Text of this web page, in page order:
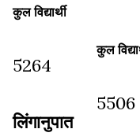
कुल विद्यार्थी
5264
लिंगानुपात
कुल
5506